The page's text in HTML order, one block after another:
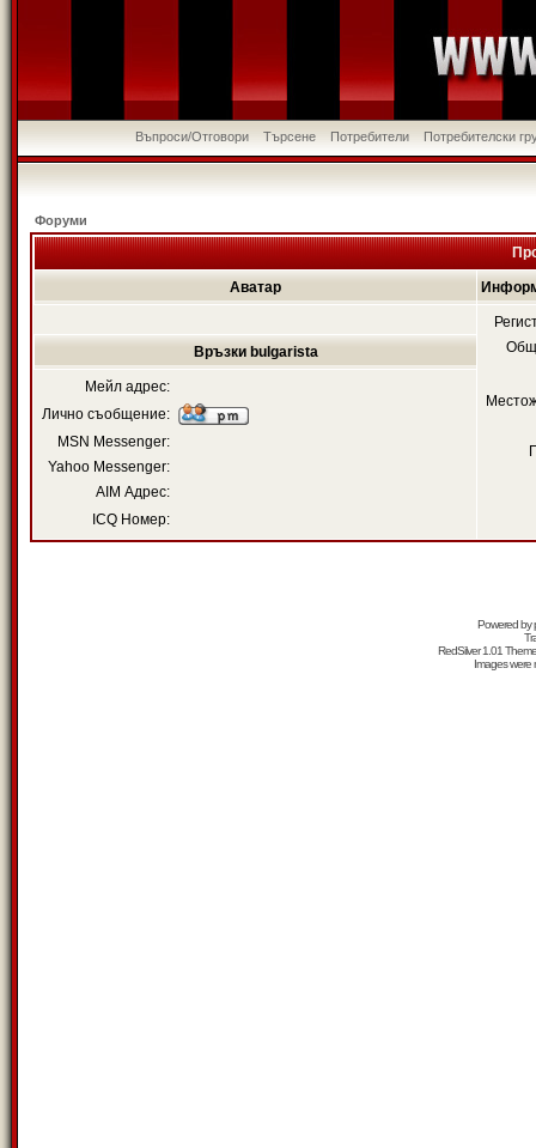
Въпроси/Отговори Търсене Потребители Потребителски
Форуми
Аватар
Връзки bulgarista
Мейл адрес:
Лично съобщение:
MSN Messenger:
Yahoo Messenger:
AIM Адрес:
ICQ Номер:
Powered by
RedSilver 1.01
Images were